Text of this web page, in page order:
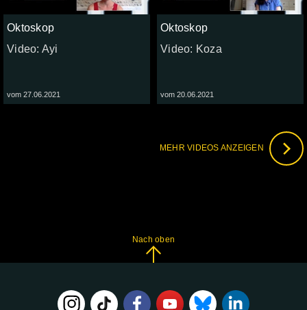
Oktoskop
Video: Ayi
vom 27.06.2021
Oktoskop
Video: Koza
vom 20.06.2021
MEHR VIDEOS ANZEIGEN
Nach oben